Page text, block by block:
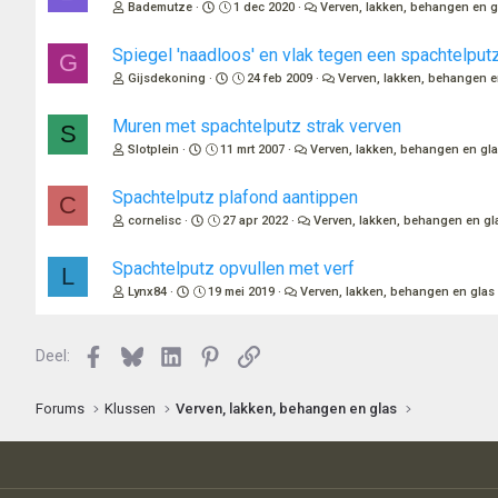
Bademutze 1 dec 2020 Verven, lakken, behangen en
G Spiegel 'naadloos' en vlak tegen een
Gijsdekoning 24 feb 2009 Verven, lakken, behangen
S Muren met spachtelputz strak verven
Slotplein 11 mrt 2007 Verven, lakken, behangen en
C Spachtelputz plafond aantippen
cornelisc 27 apr 2022 Verven, lakken, behangen en
L Spachtelputz opvullen met verf
Lynx84 19 mei 2019 Verven, lakken, behangen en glas
Deel: Facebook
BlueskyLinkedInPinterest
Link
Forums Klussen Verven, lakken, behangen en glas